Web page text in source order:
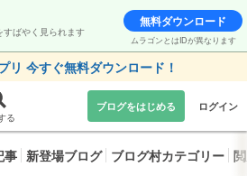
すばやく見られます
無料ダウンロード
ムラゴンとはIDが異なります
リ 今すぐ無料ダウンロード！
る
ブログをはじめる ログイン
事 新登場ブログ ブログ村カテゴリー